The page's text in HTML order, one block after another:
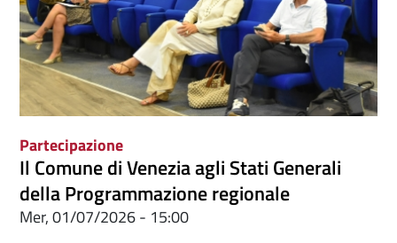
Il Comune di Venezia agli Stati Generali
della Programmazione regionale
Mer, 01/07/2026 - 15:00
Partecipazione